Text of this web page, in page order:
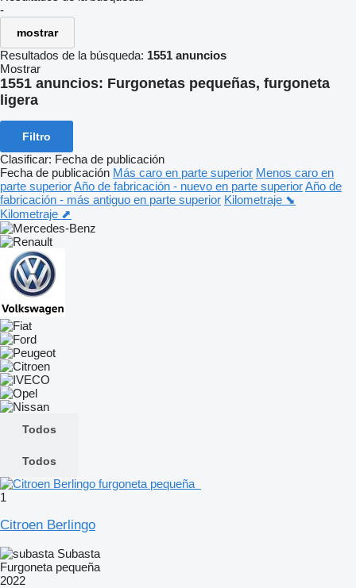
-
mostrar
Resultados de la búsqueda: 1551 anuncios
Mostrar
1551 anuncios: Furgonetas pequeñas, furgoneta
ligera
Filtro
Clasificar: Fecha de publicación
Fecha de publicación Más caro en parte superior Menos caro en
parte superiorAño de fabricación - nuevo en parte superiorAño de
fabricación - más antiguo en parte superior Kilometraje ⬊
Kilometraje ⬈
Todos
Todos
1
Citroen Berlingo
Subasta
Furgoneta pequeña
2022